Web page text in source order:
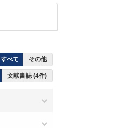
すべて その他
文献書誌 (4件)